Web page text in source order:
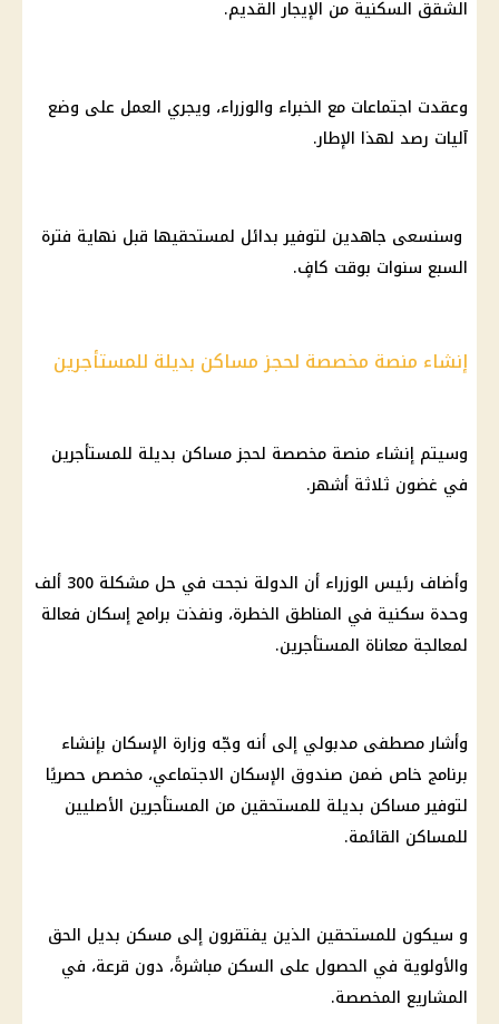
الشقق السكنية من الإيجار القديم.
وعقدت اجتماعات مع الخبراء والوزراء، ويجري العمل على وضع
آليات رصد لهذا الإطار.
وسنسعى جاهدين لتوفير بدائل لمستحقيها قبل نهاية فترة
السبع سنوات بوقت كافٍ.
إنشاء منصة مخصصة لحجز مساكن بديلة للمستأجرين
وسيتم إنشاء منصة مخصصة لحجز مساكن بديلة للمستأجرين
في غضون ثلاثة أشهر.
وأضاف رئيس الوزراء
أن الدولة نجحت في حل مشكلة 300 ألف
وحدة سكنية في المناطق الخطرة، ونفذت برامج إسكان فعالة
لمعالجة معاناة المستأجرين.
وأشارمصطفى مدبولي إلى أنه وجّه وزارة الإسكان بإنشاء
برنامج خاص ضمن صندوق الإسكان الاجتماعي، مخصص حصريًا
لتوفير مساكن بديلة للمستحقين من المستأجرين الأصليين
للمساكن القائمة.
و سيكون للمستحقين الذين يفتقرون إلى مسكن بديل الحق
والأولوية في الحصول على السكن مباشرةً، دون قرعة، في
المشاريع المخصصة.